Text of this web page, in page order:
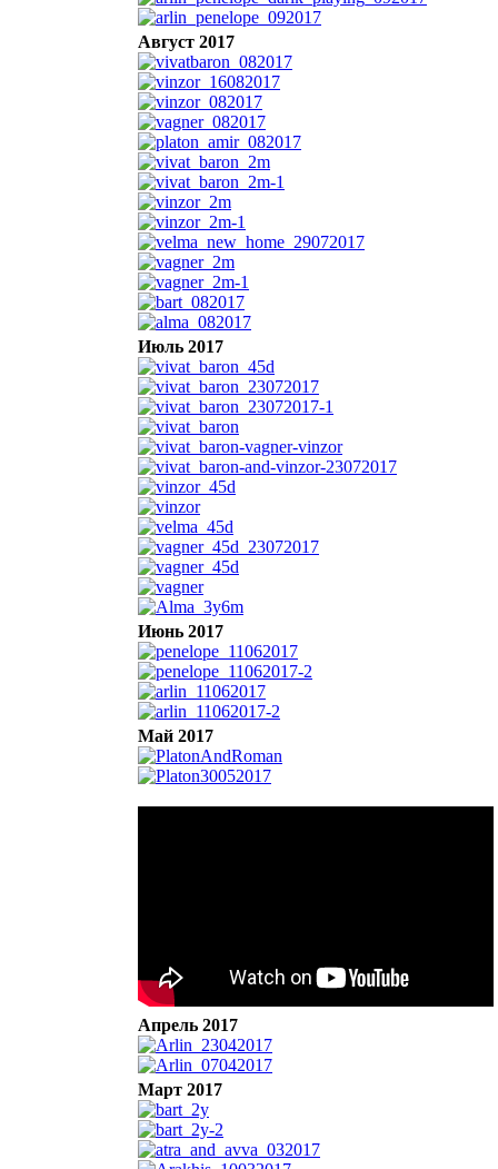
Август 2017
Июль 2017
Июнь 2017
Май 2017
Апрель 2017
Март 2017